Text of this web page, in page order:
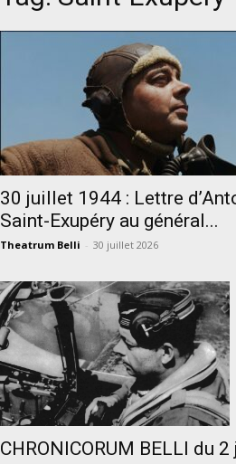
30 juillet 1944 : Lettre
Saint-Exupéry au général...
Theatrum Belli - 30 juillet 2026
CHRONICORUM BELLI du 2